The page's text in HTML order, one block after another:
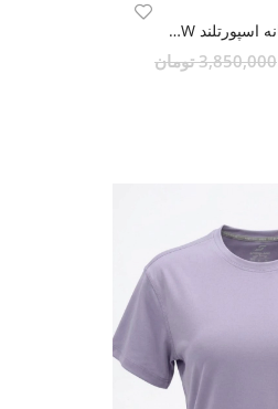
تی شرت ورزشی زنانه اسپورتلند SHIFT Max W
3,850,000 تومان